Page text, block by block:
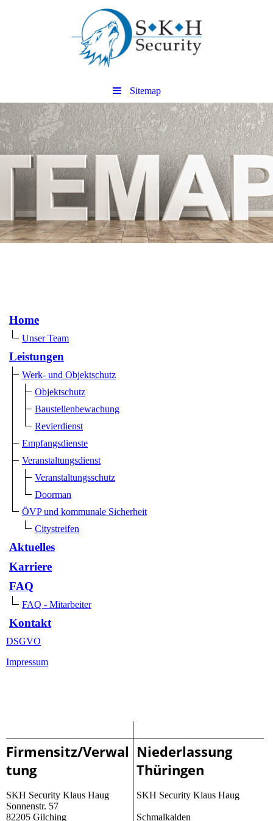
Sitemap
Home
Unser Team
Leistungen
Werk- und Objektschutz
Objektschutz
Baustellenbewachung
Revierdienst
Empfangsdienste
Veranstaltungsdienst
Veranstaltungsschutz
Doorman
ÖVP und kommunale Sicherheit
Citystreifen
Aktuelles
Karriere
FAQ
FAQ - Mitarbeiter
Kontakt
DSGVO
Impressum
Firmensitz/Verwal
tung
SKH Security Klaus Haug
Sonnenstr. 57
82205 Gilching
Niederlassung
Thüringen
SKH Security Klaus Haug
Schmalkalden